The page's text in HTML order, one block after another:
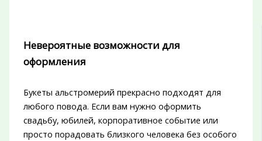
Невероятные возможности для
оформления
Букеты альстромерий прекрасно подходят для
любого повода. Если вам нужно оформить
свадьбу, юбилей, корпоративное событие или
просто порадовать близкого человека без особого